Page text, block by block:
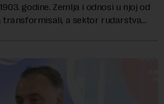
godine. Zemlja i odnosi u njoj od
transformisali, a sektor rudarstva